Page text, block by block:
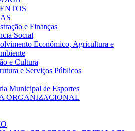
e Finanças
Social
Econômico, Agricultura e
e Cultura
e Serviços Públicos
Municipal de Esportes
ORGANIZACIONAL